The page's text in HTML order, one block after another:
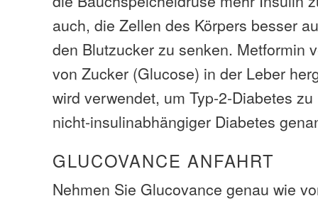
auch, die Zellen des Körpers besser
den Blutzucker zu senken. Metformin
von Zucker (Glucose) in der Leber
wird verwendet, um Typ-2-Diabetes
nicht-insulinabhängiger Diabetes
GLUCOVANCE ANFAHRT
Nehmen Sie Glucovance genau wie